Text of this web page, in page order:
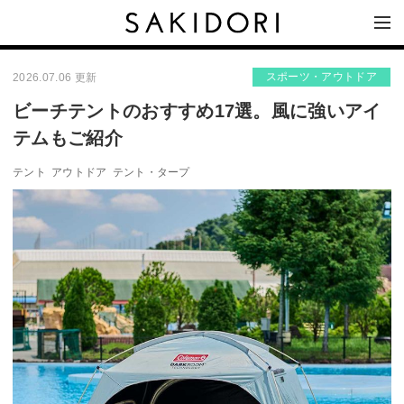
2026.07.06 更新 スポーツ・アウトドア
ビーチテントのおすすめ17選。風に強いアイ
テムもご紹介
テント アウトドア テント・タープ